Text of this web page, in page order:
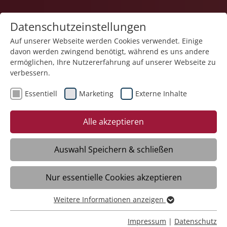
Karriere
Freiwilligendienst - FSJ | BFD (m/w/d) für
Datenschutzeinstellungen
Auf unserer Webseite werden Cookies verwendet. Einige
davon werden zwingend benötigt, während es uns andere
ermöglichen, Ihre Nutzererfahrung auf unserer Webseite zu
verbessern.
Essentiell Marketing Externe Inhalte
Alle akzeptieren
Auswahl Speichern & schließen
Nur essentielle Cookies akzeptieren
Essentiell
Essentielle Cookies werden für grundlegende Funktionen
Weitere Informationen anzeigen
Impressum | Datenschutz